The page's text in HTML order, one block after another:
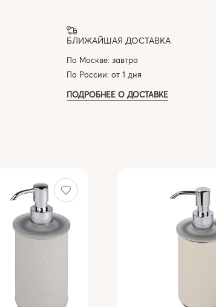
БЛИЖАЙШАЯ ДОСТАВКА
По Москве: завтра
По России: от 1 дня
ПОДРОБНЕЕ О ДОСТАВКЕ